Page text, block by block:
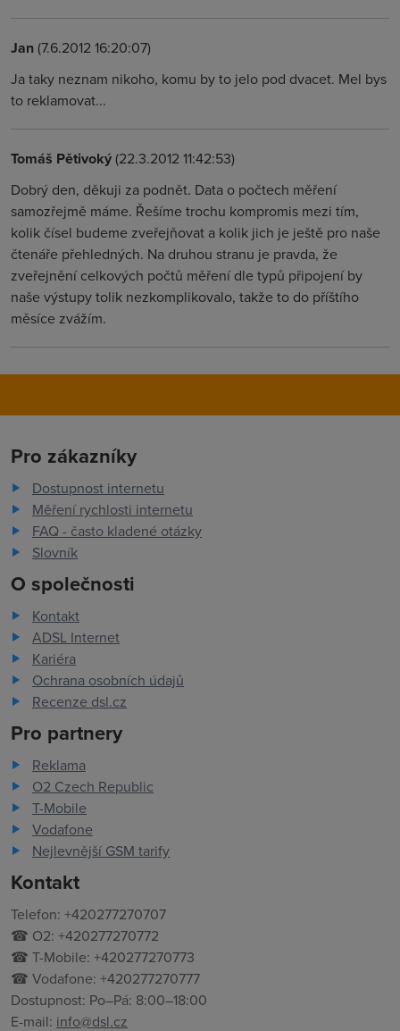
Jan(7.6.2012 16:20:07)
Ja taky neznam nikoho, komu by to jelo pod dvacet. Mel bys
to reklamovat...
Tomáš Pětivoký(22.3.2012 11:42:53)
Dobrý den, děkuji za podnět. Data o počtech měření
samozřejmě máme. Řešíme trochu kompromis mezi tím,
kolik čísel budeme zveřejňovat a kolik jich je ještě pro naše
čtenáře přehledných. Na druhou stranu je pravda, že
zveřejnění celkových počtů měření dle typů připojení by
naše výstupy tolik nezkomplikovalo, takže to do příštího
měsíce zvážím.
Pro zákazníky
Dostupnost internetu
Měření rychlosti internetu
FAQ - často kladené otázky
Slovník
O společnosti
Kontakt
ADSL Internet
Kariéra
Ochrana osobních údajů
Recenze dsl.cz
Pro partnery
Reklama
O2 Czech Republic
T-Mobile
Vodafone
Nejlevnější GSM tarify
Kontakt
Telefon: +420277270707
☎ O2: +420277270772
☎ T-Mobile: +420277270773
☎ Vodafone: +420277270777
Dostupnost: Po–Pá: 8:00–18:00
E-mail: info@dsl.cz